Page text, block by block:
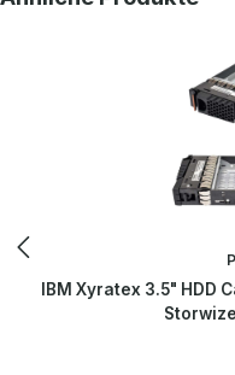
IBM Xyratex 3.5" HDD